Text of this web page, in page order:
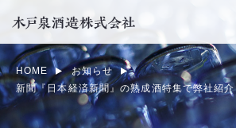
HOME
お知らせ
新聞『日本経済新聞』の熟成酒特集で弊社紹介